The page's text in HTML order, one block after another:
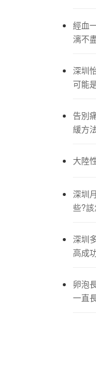
經血
漓不
深圳
可能
告別
緩方
大陸
深圳
些?
深圳
高成
卵泡
一直